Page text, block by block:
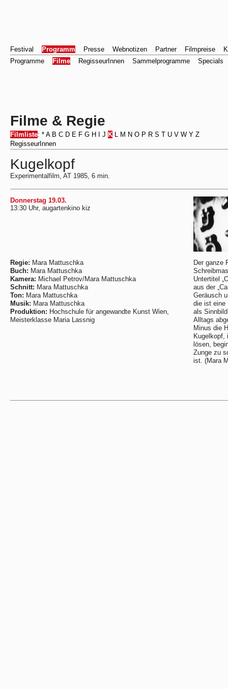
Festival Programm Presse Webnotizen Partner Filmpreise
Programme
Filme RegisseurInnen Sammelprogramme Specials
Filme & Regie
Filmliste: * A B C D E F G H J K L M N O P R S T U V W Y Z
RegisseurInnen
Kugelkopf
Experimentalfilm, AT 1985, 6 min.
Donnerstag 19.03.
13:30 Uhr, augartenkino kiz
Regie: Mara Mattuschka
Buch: Mara Mattuschka
Kamera: Michael Petrov/Mara Mattuschka
Schnitt: Mara Mattuschka
Ton: Mara Mattuschka
Musik: Mara Mattuschka
Produktion: Hochschule für angewandte Kunst Wien,
Meisterklasse Maria Lassnig
Der ganze
Untertitel
aus der
Geräusch
die ist eine
als
Alltags
Minus die
Kugelkopf,
lösen,
Zunge zu
ist. (Mara